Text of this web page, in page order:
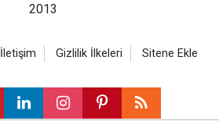
2013
İletişim Gizlilik İlkeleri Sitene Ekle